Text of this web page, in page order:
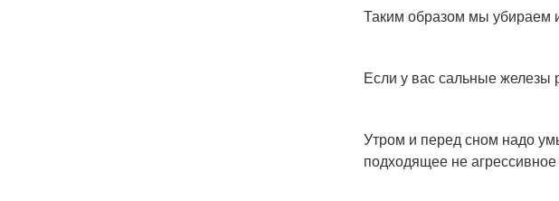
Таким образом мы убираем
Если у вас сальные железы
Утром и перед сном надо
подходящее не